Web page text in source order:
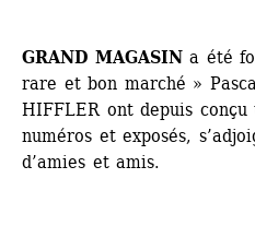
GRAND MAGASINa été
rare et bon marché »
HIFFLER ont depuis
numéros et exposés,
d’amies et amis.